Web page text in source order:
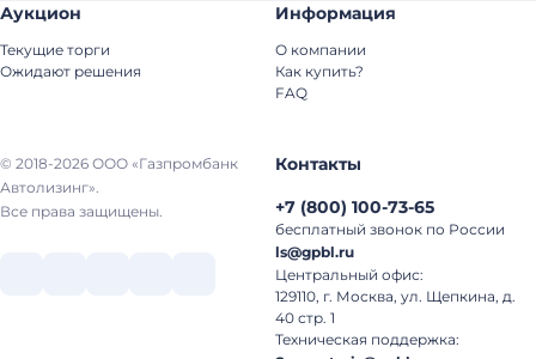
© 2018-2026 ООО «Газпромбанк
Автолизинг».
Все права защищены.
Аукцион
Текущие торги
Ожидают решения
Информация
О компании
Как купить?
FAQ
Контакты
+7 (800) 100-73-65
бесплатный звонок по России
ls@gpbl.ru
Центральный офис:
129110, г. Москва, ул. Щепкина, д.
40 стр. 1
Техническая поддержка: